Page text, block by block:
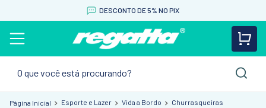
DESCONTO DE 5% NO PIX
Esporte e Lazer Vida a Bordo
Churrasqueiras